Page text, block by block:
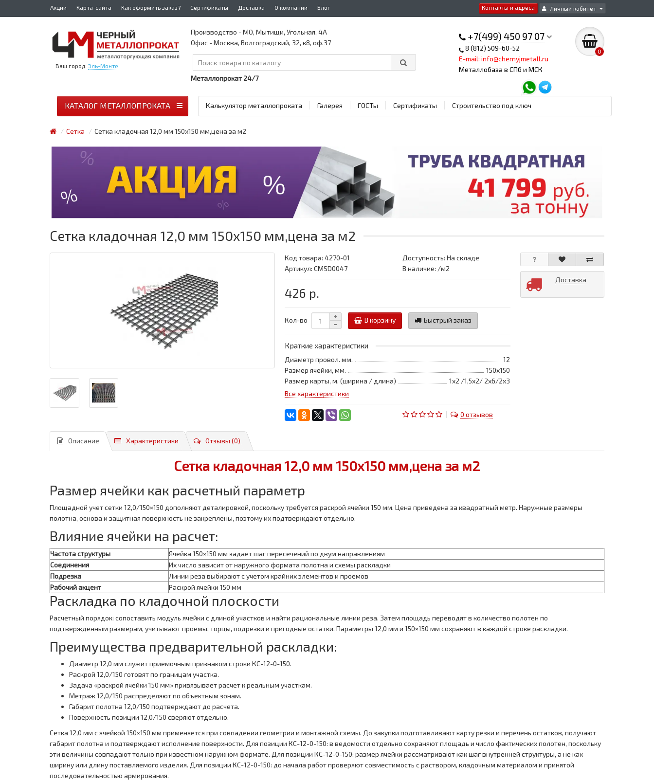
Контакты и адреса Личный кабинет
Акции Карта-сайта Как оформить заказ? Сертификаты Доставка О компании Блог
Ваш город: Эль-Монте
+7(499) 450 97 07
8 (812) 509-60-52
E-mail: info@chernyjmetall.ru
Металлобаза в СПб и МСК
0
Производство - МО, Мытищи, Угольная, 4А
Офис - Москва, Волгоградский, 32, к8, оф.37
Металлопрокат 24/7
Калькулятор металлопроката Галерея ГОСТы Сертификаты Строительство под ключ
КАТАЛОГ МЕТАЛЛОПРОКАТА
Сетка Сетка кладочная 12,0 мм 150х150 мм,цена за м2
Сетка кладочная 12,0 мм 150х150 мм,цена за м2
Код товара:4270-01
Доступность: На складе
Артикул: CMSD0047
В наличие: /м2
426 р.
Кол-во В корзину Быстрый заказ
Краткие характеристики
Диаметр провол. мм.
12
Размер ячейки, мм.
150х150
Размер карты, м. (ширина / длина)
1х2 /1,5х2/ 2х6/2х3
Все характеристики
0 отзывов
Доставка
Описание Характеристики Отзывы (0)
Сетка кладочная 12,0 мм 150х150 мм,цена за м2
Размер ячейки как расчетный параметр
Площадной учет сетки 12,0/150×150 дополняют деталировкой, поскольку требуется раскрой ячейки 150 мм. Цена приведена за квадратный метр. Наружные размеры
полотна, основа и защитная поверхность не закреплены, поэтому их подтверждают отдельно.
Влияние ячейки на расчет:
Частота структуры
Ячейка 150×150 мм задает шаг пересечений по двум направлениям
Соединения
Их число зависит от наружного формата полотна и схемы раскладки
Подрезка
Линии реза выбирают с учетом крайних элементов и проемов
Рабочий акцент
Раскрой ячейки 150 мм
Раскладка по кладочной плоскости
Расчетный порядок: сопоставить модуль ячейки с длиной участков и найти рациональные линии реза. Затем площадь переводят в количество полотен по
подтвержденным размерам, учитывают проемы, торцы, подрезки и пригодные остатки. Параметры 12,0 мм и 150×150 мм сохраняют в каждой строке раскладки.
Преимущества предварительной раскладки:
Диаметр 12,0 мм служит приемочным признаком строки КС-12-0-150.
Раскрой 12,0/150 готовят по границам участка.
Задача «раскрой ячейки 150 мм» привязывает расчет к реальным участкам.
Метраж 12,0/150 распределяют по объектным зонам.
Габарит полотна 12,0/150 подтверждают до расчета.
Поверхность позиции 12,0/150 сверяют отдельно.
Сетка 12,0 мм с ячейкой 150×150 мм применяется при совпадении геометрии и монтажной схемы. До закупки подготавливают карту резки и перечень остатков, получают
габарит полотна и подтверждают исполнение поверхности. Для позиции КС-12-0-150: в ведомости отдельно сохраняют площадь и число фактических полотен, поскольку
эти величины совпадают только при известном наружном формате. Для позиции КС-12-0-150: размер ячейки рассматривают как шаг внутренней структуры, а не как
ширину или длину поставляемого изделия. Для позиции КС-12-0-150: до начала работ проверяют совместимость с раствором, кладочным материалом и принятой
последовательностью армирования.